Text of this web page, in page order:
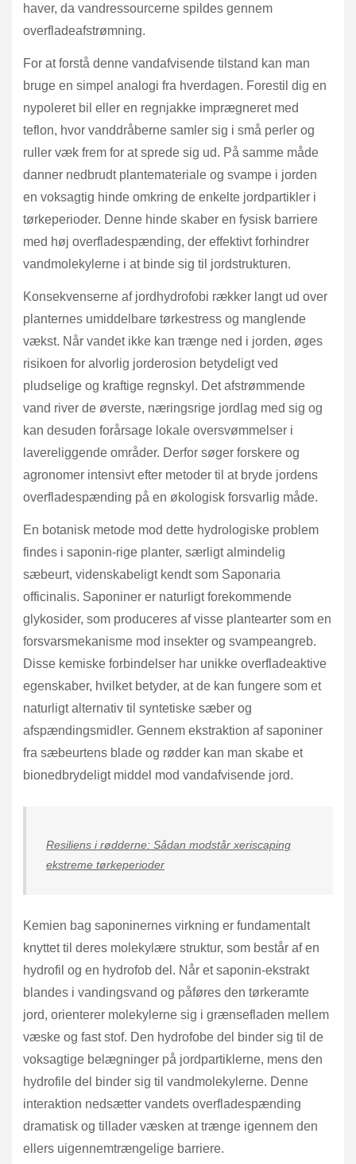
haver, da vandressourcerne spildes gennem
overfladeafstrømning.
For at forstå denne vandafvisende tilstand kan man
bruge en simpel analogi fra hverdagen. Forestil dig en
nypoleret bil eller en regnjakke imprægneret med
teflon, hvor vanddråberne samler sig i små perler og
ruller væk frem for at sprede sig ud. På samme måde
danner nedbrudt plantemateriale og svampe i jorden
en voksagtig hinde omkring de enkelte jordpartikler i
tørkeperioder. Denne hinde skaber en fysisk barriere
med høj overfladespænding, der effektivt forhindrer
vandmolekylerne i at binde sig til jordstrukturen.
Konsekvenserne af jordhydrofobi rækker langt ud over
planternes umiddelbare tørkestress og manglende
vækst. Når vandet ikke kan trænge ned i jorden, øges
risikoen for alvorlig jorderosion betydeligt ved
pludselige og kraftige regnskyl. Det afstrømmende
vand river de øverste, næringsrige jordlag med sig og
kan desuden forårsage lokale oversvømmelser i
lavereliggende områder. Derfor søger forskere og
agronomer intensivt efter metoder til at bryde jordens
overfladespænding på en økologisk forsvarlig måde.
En botanisk metode mod dette hydrologiske problem
findes i saponin-rige planter, særligt almindelig
sæbeurt, videnskabeligt kendt som Saponaria
officinalis. Saponiner er naturligt forekommende
glykosider, som produceres af visse plantearter som en
forsvarsmekanisme mod insekter og svampeangreb.
Disse kemiske forbindelser har unikke overfladeaktive
egenskaber, hvilket betyder, at de kan fungere som et
naturligt alternativ til syntetiske sæber og
afspændingsmidler. Gennem ekstraktion af saponiner
fra sæbeurtens blade og rødder kan man skabe et
bionedbrydeligt middel mod vandafvisende jord.
Resiliens i rødderne: Sådan modstår xeriscaping
ekstreme tørkeperioder
Kemien bag saponinernes virkning er fundamentalt
knyttet til deres molekylære struktur, som består af en
hydrofil og en hydrofob del. Når et saponin-ekstrakt
blandes i vandingsvand og påføres den tørkeramte
jord, orienterer molekylerne sig i grænsefladen mellem
væske og fast stof. Den hydrofobe del binder sig til de
voksagtige belægninger på jordpartiklerne, mens den
hydrofile del binder sig til vandmolekylerne. Denne
interaktion nedsætter vandets overfladespænding
dramatisk og tillader væsken at trænge igennem den
ellers uigennemtrængelige barriere.